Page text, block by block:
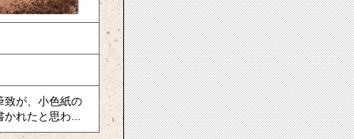
致が、小色紙の
れたと思わ...